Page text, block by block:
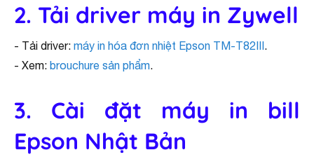
2. Tải driver máy in Zywell
- Tải driver: máy in hóa đơn nhiệt Epson TM-T82III.
- Xem: brouchure sản phẩm.
3. Cài đặt máy in bill
Epson Nhật Bản